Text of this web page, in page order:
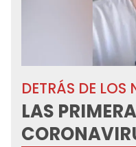
DETRÁS DE LOS
LAS